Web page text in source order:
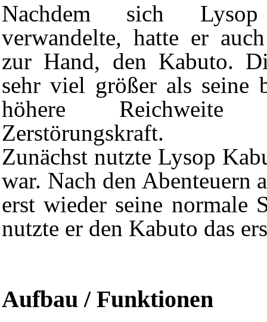
Nachdem sich
verwandelte, hatte er
zur Hand, den Kabuto.
sehr viel größer als seine
höhere
Zerstörungskraft.
Zunächst nutzte Lysop
war. Nach den Abenteuern
erst wieder seine normale
nutzte er den Kabuto das
Aufbau / Funktionen